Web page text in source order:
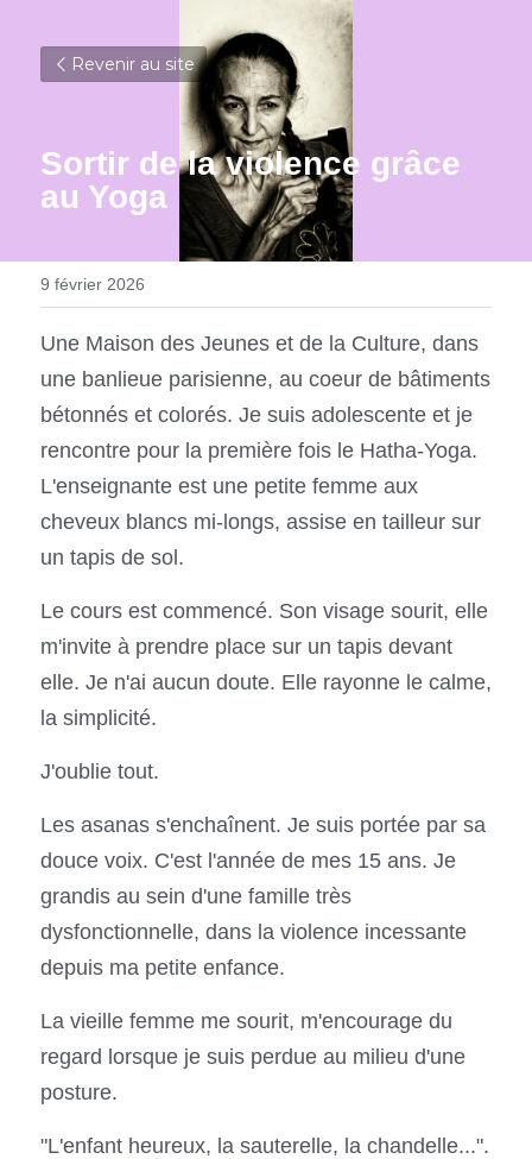
Revenir au site
Sortir de la violence grâce
au Yoga
9 février 2026
Une Maison des Jeunes et de la Culture, dans
une banlieue parisienne, au coeur de bâtiments
bétonnés et colorés. Je suis adolescente et je
rencontre pour la première fois le Hatha-Yoga.
L'enseignante est une petite femme aux
cheveux blancs mi-longs, assise en tailleur sur
un tapis de sol.
Le cours est commencé. Son visage sourit, elle
m'invite à prendre place sur un tapis devant
elle. Je n'ai aucun doute. Elle rayonne le calme,
la simplicité.
J'oublie tout.
Les asanas s'enchaînent. Je suis portée par sa
douce voix. C'est l'année de mes 15 ans. Je
grandis au sein d'une famille très
dysfonctionnelle, dans la violence incessante
depuis ma petite enfance.
La vieille femme me sourit, m'encourage du
regard lorsque je suis perdue au milieu d'une
posture.
"L'enfant heureux, la sauterelle, la chandelle...".